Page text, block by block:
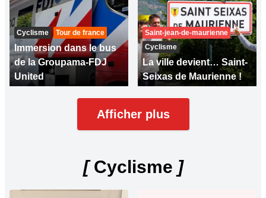
Cyclisme Tour de france
Immersion dans le bus
de la Groupama-FDJ
United
Saint-jean-de-maurienne
Cyclisme
La ville devient… Saint-
Seixas de Maurienne !
Afficher plus
[Cyclisme ]